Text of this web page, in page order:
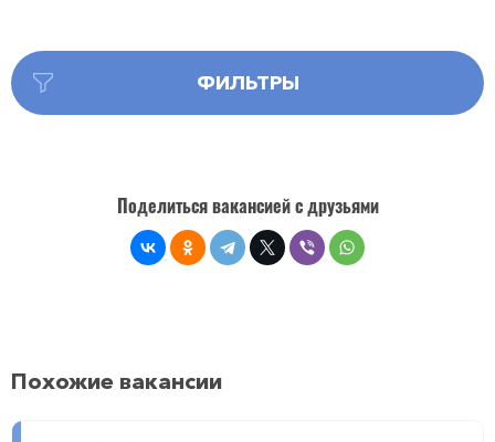
ФИЛЬТРЫ
Поделиться вакансией с друзьями
Похожие вакансии